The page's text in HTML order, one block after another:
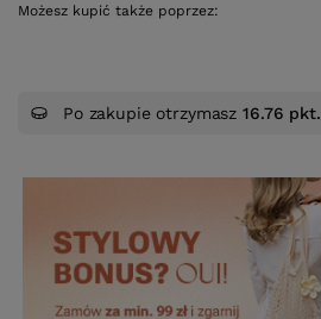
Możesz kupić także poprzez:
Po zakupie otrzymasz16.76 pkt.